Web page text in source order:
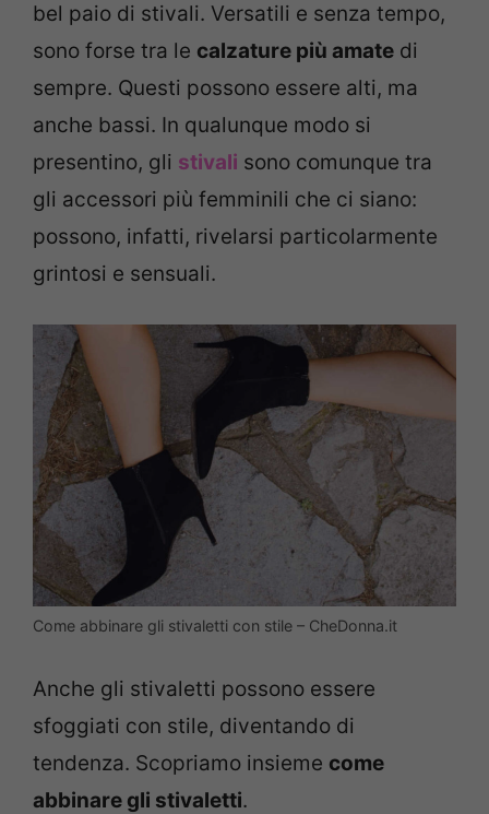
bel paio di stivali. Versatili e senza tempo,
sono forse tra le calzature più amate di
sempre. Questi possono essere alti, ma
anche bassi. In qualunque modo si
presentino, gli stivali sono comunque tra
gli accessori più femminili che ci siano:
possono, infatti, rivelarsi particolarmente
grintosi e sensuali.
Come abbinare gli stivaletti con stile – CheDonna.it
Anche gli stivaletti possono essere
sfoggiati con stile, diventando di
tendenza. Scopriamo insieme come
abbinare gli stivaletti.